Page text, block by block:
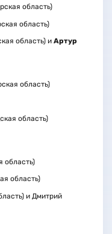
область)
область)
область) и Артур
область)
область)
область)
область)
и Дмитрий